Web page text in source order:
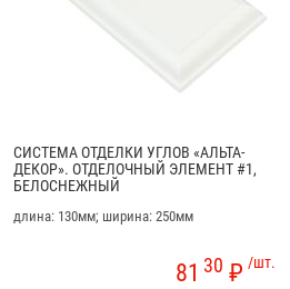
СИСТЕМА ОТДЕЛКИ УГЛОВ «АЛЬТА-
ДЕКОР». ОТДЕЛОЧНЫЙ ЭЛЕМЕНТ #1,
БЕЛОСНЕЖНЫЙ
длина: 130мм; ширина: 250мм
/шт.
81 30 ₽